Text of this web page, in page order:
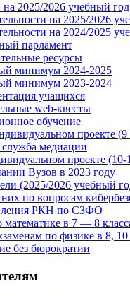
на 2025/2026 учебный год
на 2025/2026
на 2024/2025
парламент
ресурсы
минимум 2024-2025
минимум 2023-2024
учащихся
web-квесты
обучение
проекте (9
медиации
проекте (10-
Вузов в 2023 году
(2025/2026 учебный
по вопросам
РКН по СЗФО
математике в 7 — 8
по физике в 8, 10
без бюрократии